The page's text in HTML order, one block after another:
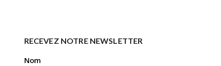
RECEVEZ NOTRE NEWSLETTER
Nom